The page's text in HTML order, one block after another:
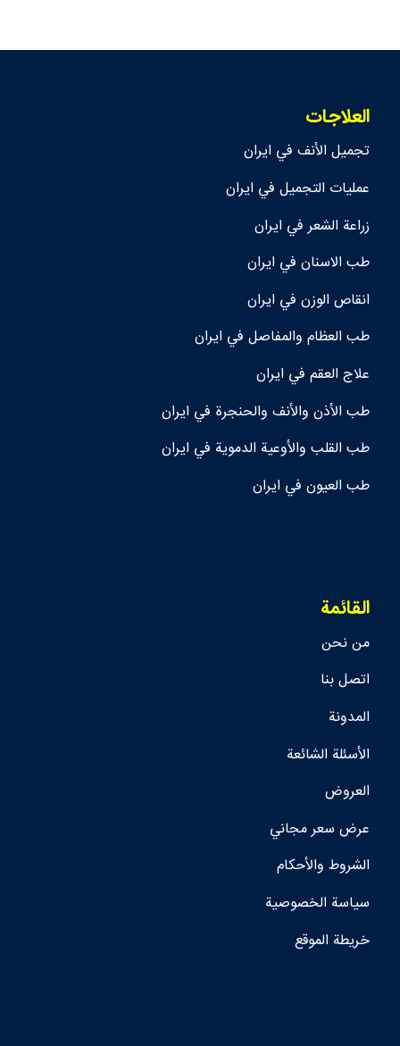
العلاجات
تجمیل الأنف في ايران
عمليات التجميل في ايران
زراعة الشعر في ايران
طب الاسنان في ايران
انقاص الوزن في ايران
طب العظام والمفاصل في ايران
علاج العقم في ايران
طب الأذن والأنف والحنجرة في ايران
طب القلب والأوعية الدموية في ايران
طب العيون في ايران
القائمة
من نحن
اتصل بنا
المدونة
الأسئلة الشائعة
العروض
عرض سعر مجاني
الشروط والأحكام
سياسة الخصوصية
خريطة الموقع